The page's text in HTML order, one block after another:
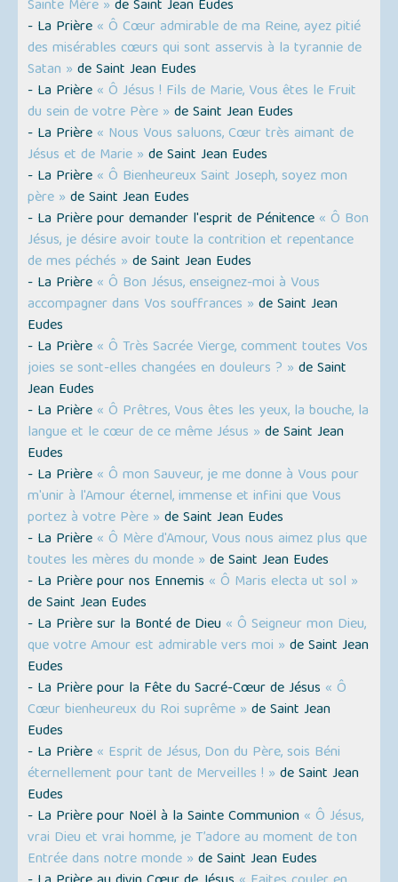
Sainte Mère » de Saint Jean Eudes
- La Prière « Ô Cœur admirable de ma Reine, ayez pitié
des misérables cœurs qui sont asservis à la tyrannie de
Satan » de Saint Jean Eudes
- La Prière « Ô Jésus ! Fils de Marie, Vous êtes le Fruit
du sein de votre Père » de Saint Jean Eudes
- La Prière « Nous Vous saluons, Cœur très aimant de
Jésus et de Marie » de Saint Jean Eudes
- La Prière « Ô Bienheureux Saint Joseph, soyez mon
père » de Saint Jean Eudes
- La Prière pour demander l'esprit de Pénitence « Ô Bon
Jésus, je désire avoir toute la contrition et repentance
de mes péchés » de Saint Jean Eudes
- La Prière « Ô Bon Jésus, enseignez-moi à Vous
accompagner dans Vos souffrances » de Saint Jean
Eudes
- La Prière « Ô Très Sacrée Vierge, comment toutes Vos
joies se sont-elles changées en douleurs ? » de Saint
Jean Eudes
- La Prière « Ô Prêtres, Vous êtes les yeux, la bouche, la
langue et le cœur de ce même Jésus » de Saint Jean
Eudes
- La Prière « Ô mon Sauveur, je me donne à Vous pour
m'unir à l'Amour éternel, immense et infini que Vous
portez à votre Père » de Saint Jean Eudes
- La Prière « Ô Mère d'Amour, Vous nous aimez plus que
toutes les mères du monde » de Saint Jean Eudes
- La Prière pour nos Ennemis « Ô Maris electa ut sol »
de Saint Jean Eudes
- La Prière sur la Bonté de Dieu « Ô Seigneur mon Dieu,
que votre Amour est admirable vers moi » de Saint Jean
Eudes
- La Prière pour la Fête du Sacré-Cœur de Jésus « Ô
Cœur bienheureux du Roi suprême » de Saint Jean
Eudes
- La Prière « Esprit de Jésus, Don du Père, sois Béni
éternellement pour tant de Merveilles ! » de Saint Jean
Eudes
- La Prière pour Noël à la Sainte Communion « Ô Jésus,
vrai Dieu et vrai homme, je T’adore au moment de ton
Entrée dans notre monde » de Saint Jean Eudes